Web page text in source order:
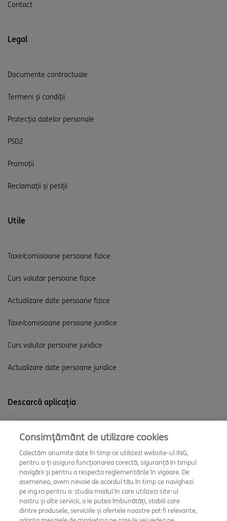
Contact
Legal
Documente contractuale
Termeni și condiții
Protecția datelor personale
PSD2
Promoții
Reclamații și petiții
Utile
Taxe/comisioane persoane fizice
Curs valutar persoane fizice
Actualizare date persoane fizice
Taxe/comisioane persoane juridice
Curs valutar persoane juridice
Actualizare date persoane juridice
Descarcă aplicația
Consimțământ de utilizare cookies
Colectăm anumite date în timp ce utilizezi website-ul ING,
pentru a-ți asigura funcționarea corectă, siguranță în timpul
navigării și pentru a respecta reglementările în vigoare. De
asemenea, avem nevoie de acordul tău în timp ce navighezi
pe ing.ro pentru a: studia modul în care utilizezi site-ul
nostru și alte servicii, a le putea îmbunătăți, stabili care
dintre produsele, serviciile și ofertele noastre pot fi relevante,